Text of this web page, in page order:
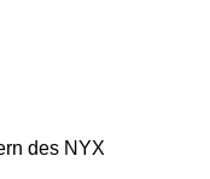
des NYX